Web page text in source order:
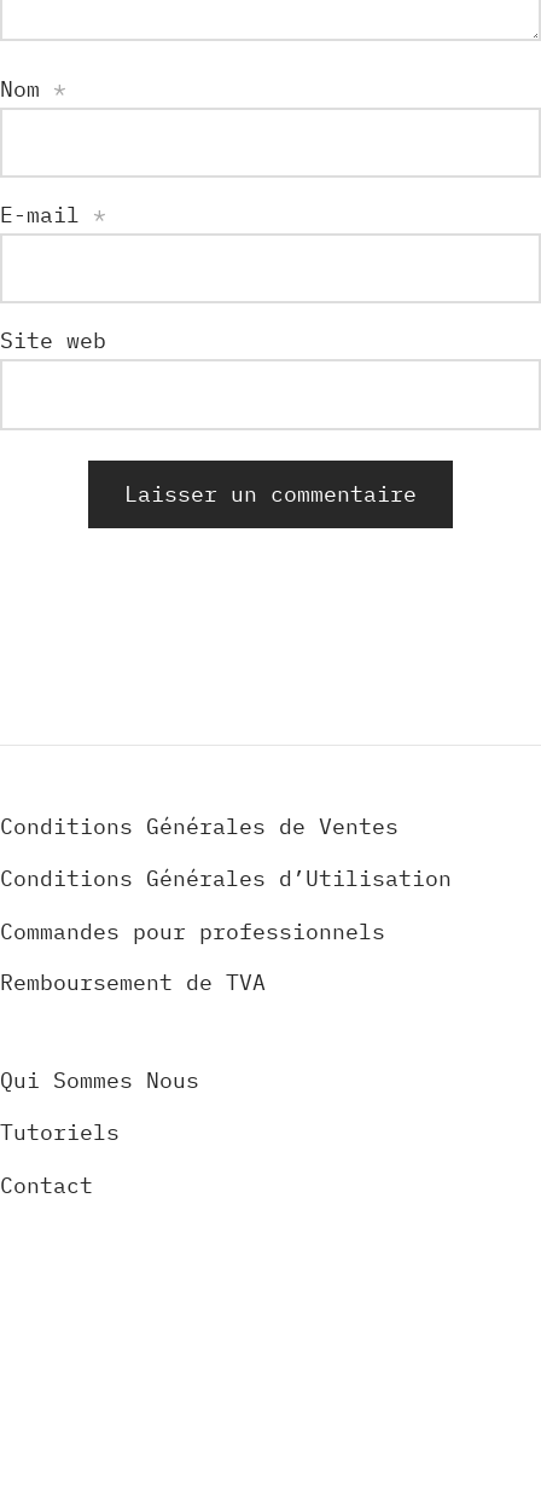
Nom *
E-mail *
Site web
Conditions Générales de Ventes
Conditions Générales d’Utilisation
Commandes pour professionnels
Remboursement de TVA
Qui Sommes Nous
Tutoriels
Contact